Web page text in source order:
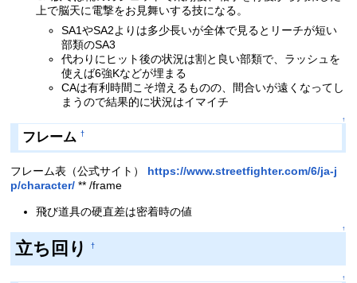
上で脳天に電撃をお見舞いする技になる。
SA1やSA2よりは多少長いが全体で見るとリーチが短い
部類のSA3
代わりにヒット後の状況は割と良い部類で、ラッシュを
使えば6強Kなどが埋まる
CAは有利時間こそ増えるものの、間合いが遠くなってし
まうので結果的に状況はイマイチ
↑
フレーム †
フレーム表（公式サイト） https://www.streetfighter.com/6/ja-j
p/character/** /frame
飛び道具の硬直差は密着時の値
↑
立ち回り †
↑